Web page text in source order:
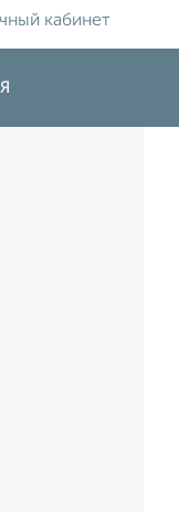
кабинет